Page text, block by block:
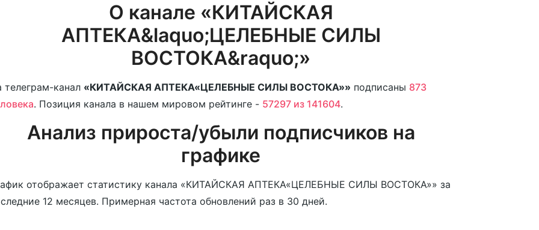
О канале «КИТАЙСКАЯ
АПТЕКА&laquo;ЦЕЛЕБНЫЕ СИЛЫ
ВОСТОКА&raquo;»
телеграм-канал «КИТАЙСКАЯ АПТЕКА«ЦЕЛЕБНЫЕ СИЛЫ ВОСТОКА»» подписаны 873
. Позиция канала в нашем мировом рейтинге - 57297 из 141604.
Анализ прироста/убыли подписчиков на
графике
отображает статистику канала «КИТАЙСКАЯ АПТЕКА«ЦЕЛЕБНЫЕ СИЛЫ ВОСТОКА»» за
12 месяцев. Примерная частота обновлений раз в 30 дней.